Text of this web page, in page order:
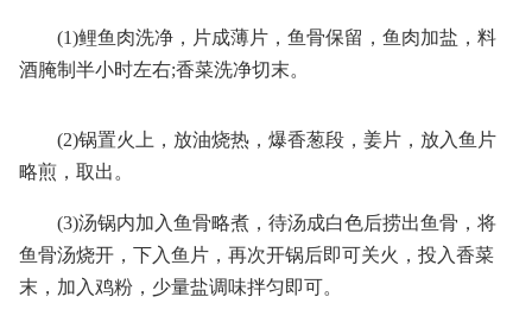
(1)鲤鱼肉洗净，片成薄片，鱼骨保留，鱼肉加盐，料
酒腌制半小时左右;香菜洗净切末。
(2)锅置火上，放油烧热，爆香葱段，姜片，放入鱼片
略煎，取出。
(3)汤锅内加入鱼骨略煮，待汤成白色后捞出鱼骨，将
鱼骨汤烧开，下入鱼片，再次开锅后即可关火，投入香菜
末，加入鸡粉，少量盐调味拌匀即可。